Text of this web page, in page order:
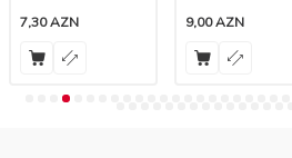
7,30AZN 9,00AZN